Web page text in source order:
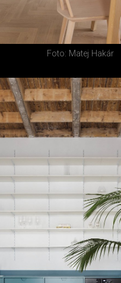
Foto: Matej Hakár